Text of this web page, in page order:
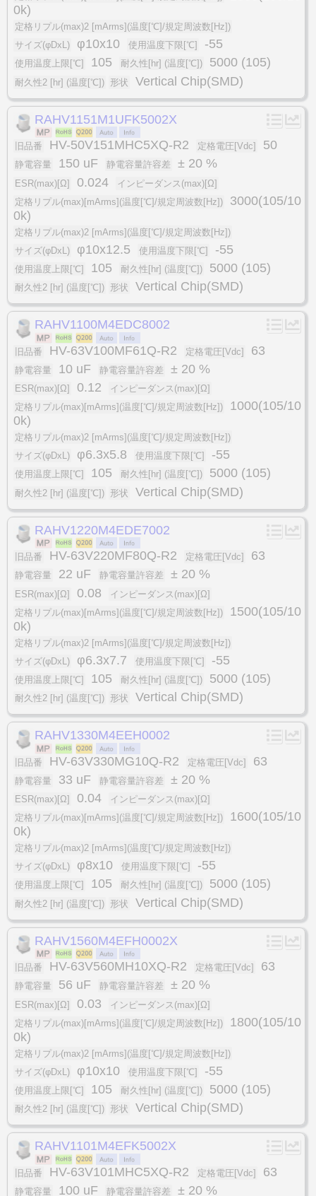
0k)
定格リプル(max)2 [mArms](温度[℃]/規定周波数[Hz])
サイズ(φDxL)
φ10x10 使用温度下限[℃] -55
使用温度上限[℃] 105 耐久性[hr] (温度[℃]) 5000 (105)
耐久性2 [hr] (温度[℃]) 形状 Vertical Chip(SMD)
RAHV1151M1UFK5002X
旧品番 HV-50V151MHC5XQ-R2 定格電圧[Vdc] 50
静電容量 150 uF 静電容量許容差 ± 20 %
ESR(max)[Ω] 0.024
インピーダンス(max)[Ω]
定格リプル(max)[mArms](温度[℃]/規定周波数[Hz])
3000(105/10
0k)
定格リプル(max)2 [mArms](温度[℃]/規定周波数[Hz])
サイズ(φDxL)
φ10x12.5 使用温度下限[℃] -55
使用温度上限[℃] 105 耐久性[hr] (温度[℃]) 5000 (105)
耐久性2 [hr] (温度[℃]) 形状 Vertical Chip(SMD)
RAHV1100M4EDC8002
旧品番 HV-63V100MF61Q-R2 定格電圧[Vdc] 63
静電容量 10 uF 静電容量許容差 ± 20 %
ESR(max)[Ω] 0.12
インピーダンス(max)[Ω]
定格リプル(max)[mArms](温度[℃]/規定周波数[Hz])
1000(105/10
0k)
定格リプル(max)2 [mArms](温度[℃]/規定周波数[Hz])
サイズ(φDxL)
φ6.3x5.8 使用温度下限[℃] -55
使用温度上限[℃] 105 耐久性[hr] (温度[℃]) 5000 (105)
耐久性2 [hr] (温度[℃]) 形状 Vertical Chip(SMD)
RAHV1220M4EDE7002
旧品番 HV-63V220MF80Q-R2 定格電圧[Vdc] 63
静電容量 22 uF 静電容量許容差 ± 20 %
ESR(max)[Ω] 0.08
インピーダンス(max)[Ω]
定格リプル(max)[mArms](温度[℃]/規定周波数[Hz])
1500(105/10
0k)
定格リプル(max)2 [mArms](温度[℃]/規定周波数[Hz])
サイズ(φDxL)
φ6.3x7.7 使用温度下限[℃] -55
使用温度上限[℃] 105 耐久性[hr] (温度[℃]) 5000 (105)
耐久性2 [hr] (温度[℃]) 形状 Vertical Chip(SMD)
RAHV1330M4EEH0002
旧品番 HV-63V330MG10Q-R2 定格電圧[Vdc] 63
静電容量 33 uF 静電容量許容差 ± 20 %
ESR(max)[Ω] 0.04
インピーダンス(max)[Ω]
定格リプル(max)[mArms](温度[℃]/規定周波数[Hz])
1600(105/10
0k)
定格リプル(max)2 [mArms](温度[℃]/規定周波数[Hz])
サイズ(φDxL)
φ8x10 使用温度下限[℃] -55
使用温度上限[℃] 105 耐久性[hr] (温度[℃]) 5000 (105)
耐久性2 [hr] (温度[℃]) 形状 Vertical Chip(SMD)
RAHV1560M4EFH0002X
旧品番 HV-63V560MH10XQ-R2 定格電圧[Vdc] 63
静電容量 56 uF 静電容量許容差 ± 20 %
ESR(max)[Ω] 0.03
インピーダンス(max)[Ω]
定格リプル(max)[mArms](温度[℃]/規定周波数[Hz])
1800(105/10
0k)
定格リプル(max)2 [mArms](温度[℃]/規定周波数[Hz])
サイズ(φDxL)
φ10x10 使用温度下限[℃] -55
使用温度上限[℃] 105 耐久性[hr] (温度[℃]) 5000 (105)
耐久性2 [hr] (温度[℃]) 形状 Vertical Chip(SMD)
RAHV1101M4EFK5002X
旧品番 HV-63V101MHC5XQ-R2 定格電圧[Vdc] 63
静電容量 100 uF 静電容量許容差 ± 20 %